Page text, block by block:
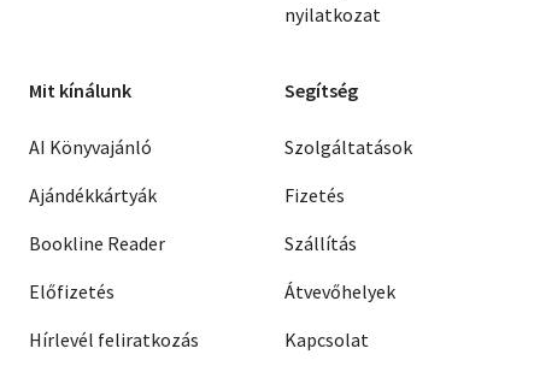
nyilatkozat
Mit kínálunk
AI Könyvajánló
Ajándékkártyák
Bookline Reader
Előfizetés
Hírlevél feliratkozás
Segítség
Szolgáltatások
Fizetés
Szállítás
Átvevőhelyek
Kapcsolat